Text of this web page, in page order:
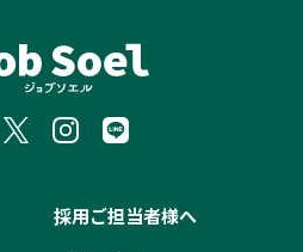
採用ご担当者様へ